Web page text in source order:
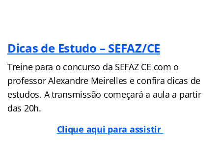
Dicas de Estudo – SEFAZ/CE
Treine para o concurso da SEFAZ CE com o
professor Alexandre Meirelles e confira dicas de
estudos. A transmissão começará a aula a partir
das 20h.
Clique aqui para assistir